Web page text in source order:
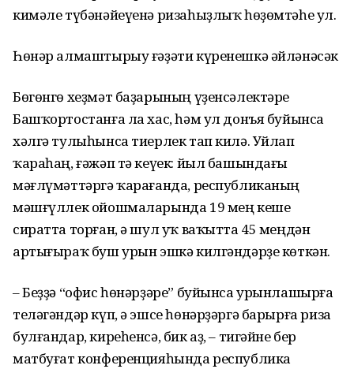
кимәле түбәнә­йеүенә ризаһыҙлыҡ һөҙөмтәһе ул.
Һөнәр алмаштырыу ғәҙәти күренешкә әйләнәсәк
Бөгөнгө хеҙмәт баҙарының үҙенсәлек­тәре
Башҡортостанға ла хас, һәм ул донъя буйынса
хәлгә тулыһынса тиерлек тап килә. Уйлап
ҡараһаң, ғәжәп тә кеүек: йыл башындағы
мәғлүмәттәргә ҡараған­да, республиканың
мәшғүллек ойошмаларында 19 мең кеше
сиратта торған, ә шул уҡ ваҡытта 45 меңдән
артығыраҡ буш урын эшкә килгәндәрҙе көткән.
– Беҙҙә “офис һөнәрҙәре” буйынса урынлашырға
теләгәндәр күп, ә эшсе һөнәрҙәргә барырға риза
булғандар, киреһенсә, бик аҙ, – тигәйне бер
матбуғат конференцияһында республика